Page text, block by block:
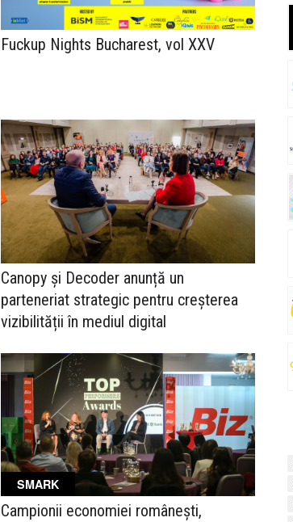
Fuckup Nights Bucharest, vol XXV
Canopy și Decoder anunță un
parteneriat strategic pentru creșterea
vizibilității în mediul digital
SMARK
Campionii economiei românești,